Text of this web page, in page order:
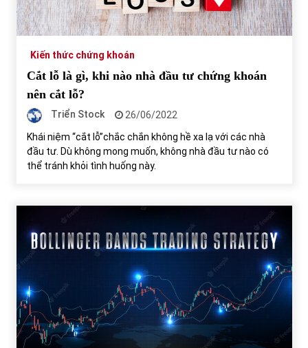
Tự doanh ngày 3.6.2022: CTCK mua ròng 28,7 tỷ đồng
Bất ổn từ các cuộc đấu giá đất ở Thanh Hoá
31/05/2022
S&P Ratings cập nhật xếp hạng tín nhiệm của
Vietcombank và Eximbank
31/05/2022
Chứng khoán ngày 30/5/2022: Top 10 cổ phiếu nổi bật
Kiến thức chứng khoán
Cắt lỗ là gì, khi nào nhà đầu tư chứng khoán
nên cắt lỗ?
Triển Stock
26/06/2022
Khái niệm “cắt lỗ”chắc chắn không hề xa lạ với các nhà
đầu tư. Dù không mong muốn, không nhà đầu tư nào có
thể tránh khỏi tình huống này.